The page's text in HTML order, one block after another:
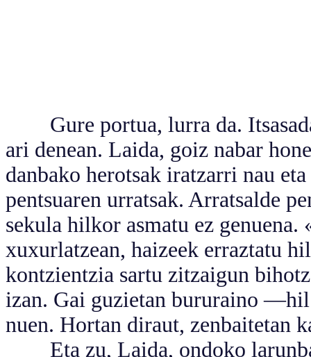
Gure portua, lurra da.
ari denean. Laida, goiz nabar
danbako herotsak iratzarri nau
pentsuaren urratsak. Arratsalde
sekula hilkor asmatu ez genuena.
xuxurlatzean, haizeek erraztatu
kontzientzia sartu zitzaigun
izan. Gai guzietan bururaino
nuen. Hortan diraut, zenbaitetan
Eta zu, Laida, ondoko